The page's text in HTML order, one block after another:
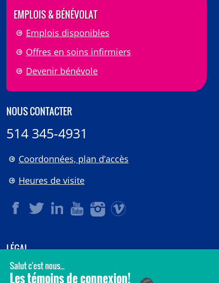
EMPLOIS & BÉNÉVOLAT
Emplois disponibles
Offres en soins infirmiers
Devenir bénévole
NOUS CONTACTER
514 345-4931
Coordonnées, plan d’accès
Heures de visite
LÉGAL
© 2006-2026CHU Sainte-Justine.
Tous droits réservés.